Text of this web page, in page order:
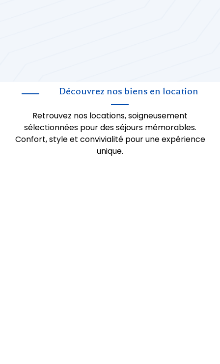
Découvrez nos biens en location
Retrouvez nos locations, soigneusement
sélectionnées pour des séjours mémorables.
Confort, style et convivialité pour une expérience
unique.